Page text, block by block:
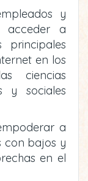
y
acceder a
principales
en los
ciencias
y sociales
a
con bajos y
en el